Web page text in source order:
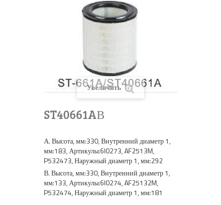
Увеличить
ST40661AВ
А. Высота, мм:330, Внутренний диаметр 1,
мм:183, Артикулы:6I0273, AF2513M,
P532473, Наружный диаметр 1, мм:292
В. Высота, мм:330, Внутренний диаметр 1,
мм:133, Артикулы:6I0274, AF25132M,
P532474, Наружный диаметр 1, мм:181